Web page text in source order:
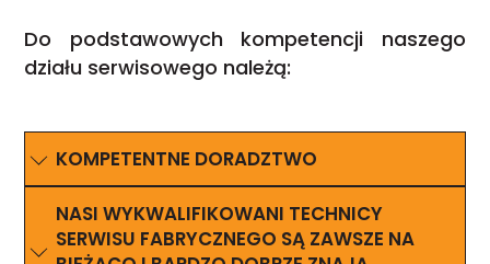
Do podstawowych kompetencji naszego
działu serwisowego należą:
KOMPETENTNE DORADZTWO
NASI WYKWALIFIKOWANI TECHNICY
SERWISU FABRYCZNEGO SĄ ZAWSZE NA